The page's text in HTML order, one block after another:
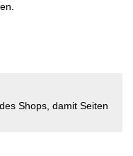
Shops, damit Seiten